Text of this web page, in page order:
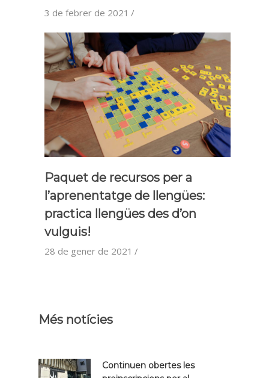
3 de febrer de 2021
Paquet de recursos per a
l’aprenentatge de llengües:
practica llengües des d’on
vulguis!
28 de gener de 2021
Més notícies
Continuen obertes les